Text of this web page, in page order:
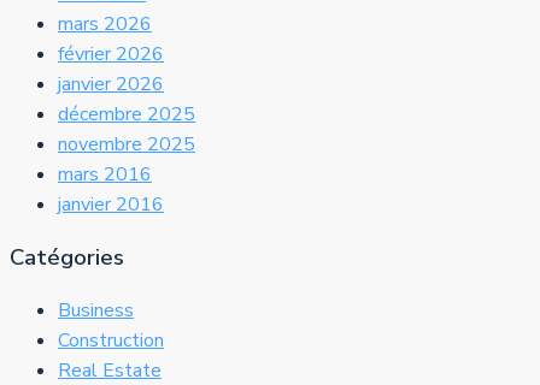
mars 2026
février 2026
janvier 2026
décembre 2025
novembre 2025
mars 2016
janvier 2016
Catégories
Business
Construction
Real Estate